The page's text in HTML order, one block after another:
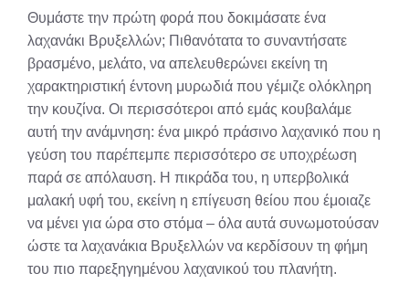
Θυμάστε την πρώτη φορά που δοκιμάσατε ένα
λαχανάκι Βρυξελλών; Πιθανότατα το συναντήσατε
βρασμένο, μελάτο, να απελευθερώνει εκείνη τη
χαρακτηριστική έντονη μυρωδιά που γέμιζε ολόκληρη
την κουζίνα. Οι περισσότεροι από εμάς κουβαλάμε
αυτή την ανάμνηση: ένα μικρό πράσινο λαχανικό που η
γεύση του παρέπεμπε περισσότερο σε υποχρέωση
παρά σε απόλαυση. Η πικράδα του, η υπερβολικά
μαλακή υφή του, εκείνη η επίγευση θείου που έμοιαζε
να μένει για ώρα στο στόμα – όλα αυτά συνωμοτούσαν
ώστε τα λαχανάκια Βρυξελλών να κερδίσουν τη φήμη
του πιο παρεξηγημένου λαχανικού του πλανήτη.